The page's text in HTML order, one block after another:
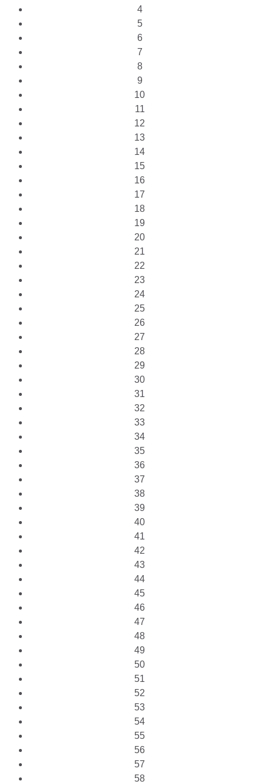
4
5
6
7
8
9
10
11
12
13
14
15
16
17
18
19
20
21
22
23
24
25
26
27
28
29
30
31
32
33
34
35
36
37
38
39
40
41
42
43
44
45
46
47
48
49
50
51
52
53
54
55
56
57
58